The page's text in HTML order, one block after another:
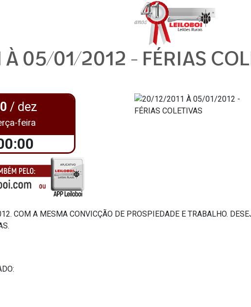
05/01/2012 - FÉRIAS
/ dez
feira
COM A MESMA CONVICÇÃO DE PROSPIEDADE E TRABALHO.